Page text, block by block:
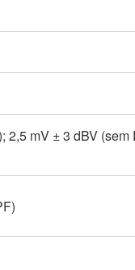
2,5 mV ± 3 dBV (sem